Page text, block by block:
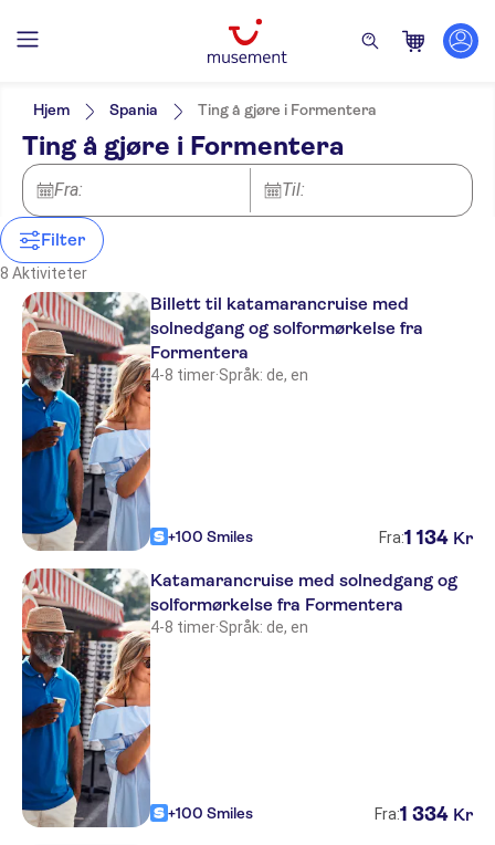
Filters
RIU La Mola
Insotel Hotel Formentera Playa
Insotel Club Maryland
Meeting point-la sabina port(boat
excursions)
Meeting point marina formentera
mar-berth 2
Es Clot des Forn
Voramar
Timon 1+2
Rosamar
La Savina Hostal
Lago Playa II
Sol y Mar
Entre Pinos
Lago Playa I
Alternativer
Øyeblikkelig bekreftelse
Gratis kansellering
Elektronisk billett
Utflukter og dagsturer
Vannaktiviteter
Aktivitetsspråk
German
Catalan
French
Hjem Spania Ting å gjøre i Formentera
Ting å gjøre i Formentera
Fra: Til:
Filter
8 Aktiviteter
Billett til katamarancruise med
solnedgang og solformørkelse fra
Formentera
4-8 timer·Språk: de, en
+100 Smiles Fra:1 134 Kr
Katamarancruise med solnedgang og
solformørkelse fra Formentera
4-8 timer·Språk: de, en
+100 Smiles Fra:1 334 Kr